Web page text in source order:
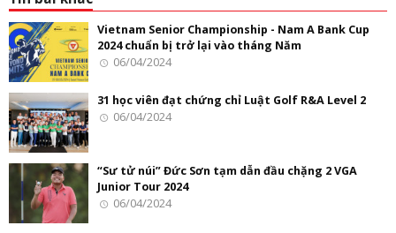
Vietnam Senior Championship - Nam A Bank Cup
2024 chuẩn bị trở lại vào tháng Năm
06/04/2024
31 học viên đạt chứng chỉ Luật Golf R&A Level 2
06/04/2024
“Sư tử núi” Đức Sơn tạm dẫn đầu chặng 2 VGA
Junior Tour 2024
06/04/2024